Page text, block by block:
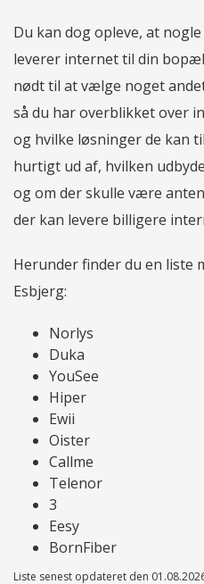
Du kan dog opleve, at
leverer internet til din
nødt til at vælge noget
så du har overblikket over
og hvilke løsninger de kan
hurtigt ud af, hvilken
og om der skulle være
der kan levere billigere
Herunder finder du en liste
Esbjerg:
Norlys
Duka
YouSee
Hiper
Ewii
Oister
Callme
Telenor
3
Eesy
BornFiber
Liste senest opdateret den